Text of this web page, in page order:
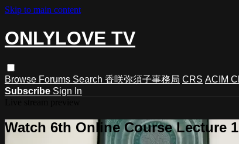
Skip to main content
ONLYLOVE TV
Browse Forums Search 香咲弥須子事務局 CRS ACIM
Subscribe Sign In
Watch 6th Online Course Lecture